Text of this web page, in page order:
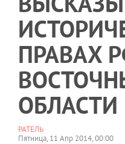
ПРАВАХ
ОБЛАСТИ
РАТЕЛЬ
Пятница, 11 Апр 2014, 00:00